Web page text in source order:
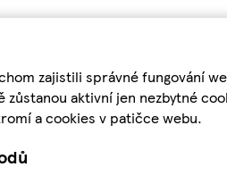
zajistili správné fungování
aktivní jen nezbytné
a cookies v patičce webu.